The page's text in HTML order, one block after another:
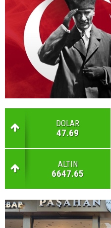
DOLAR
47.69
ALTIN
6647.65